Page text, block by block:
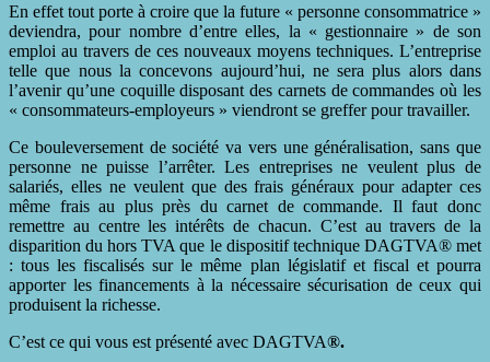
En effet tout porte à croire que la future « personne consommatrice »
deviendra, pour nombre d’entre elles, la « gestionnaire » de son
emploi au travers de ces nouveaux moyens techniques. L’entreprise
telle que nous la concevons aujourd’hui, ne sera plus alors dans
l’avenir qu’une coquille disposant des carnets de commandes où les
« consommateurs-employeurs » viendront se greffer pour travailler.
Ce bouleversement de société va vers une généralisation, sans que
personne ne puisse l’arrêter. Les entreprises ne veulent plus de
salariés, elles ne veulent que des frais généraux pour adapter ces
même frais au plus près du carnet de commande. Il faut donc
remettre au centre les intérêts de chacun. C’est au travers de la
disparition du hors TVA que le dispositif technique DAGTVA® met
: tous les fiscalisés sur le même plan législatif et fiscal et pourra
apporter les financements à la nécessaire sécurisation de ceux qui
produisent la richesse.
C’est ce qui vous est présenté avec DAGTVA®.